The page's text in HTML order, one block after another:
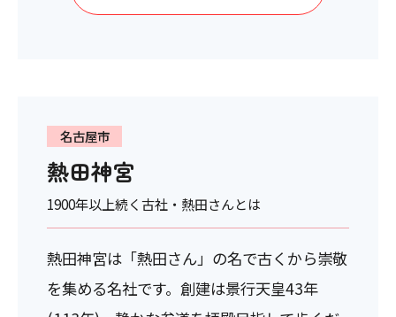
名古屋市
熱田神宮
1900年以上続く古社・熱田さんとは
熱田神宮は「熱田さん」の名で古くから崇敬
を集める名社です。創建は景行天皇43年